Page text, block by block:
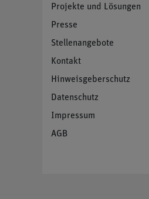
Projekte und Lösungen
Presse
Stellenangebote
Kontakt
Hinweisgeberschutz
Datenschutz
Impressum
AGB